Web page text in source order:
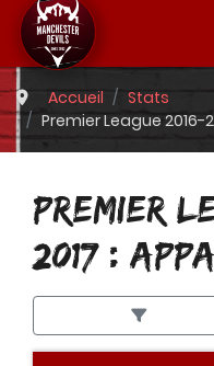
Accueil
Stats
Premier League 2016-
PREMIER
2017 :